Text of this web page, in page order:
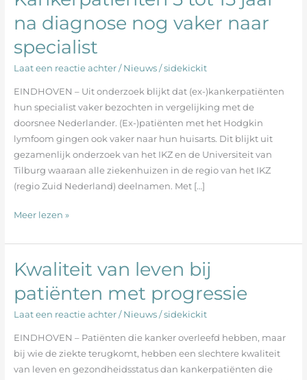
na diagnose nog vaker naar
specialist
Laat een reactie achter / Nieuws/sidekickit
EINDHOVEN – Uit onderzoek blijkt dat (ex-)kankerpatiënten
hun specialist vaker bezochten in vergelijking met de
doorsnee Nederlander. (Ex-)patiënten met het Hodgkin
lymfoom gingen ook vaker naar hun huisarts. Dit blijkt uit
gezamenlijk onderzoek van het IKZ en de Universiteit van
Tilburg waaraan alle ziekenhuizen in de regio van het IKZ
(regio Zuid Nederland) deelnamen. Met […]
tot
15
jaar
na
diagnose
nog
vaker
naar
specialist
Meer lezen »
Kwaliteit van leven bij
patiënten met progressie
Laat een reactie achter / Nieuws/sidekickit
EINDHOVEN – Patiënten die kanker overleefd hebben, maar
bij wie de ziekte terugkomt, hebben een slechtere kwaliteit
van leven en gezondheidsstatus dan kankerpatiënten die
Kwaliteit
leven
bij
met
progressie